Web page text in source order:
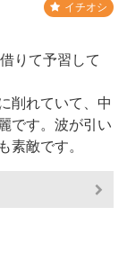
イチオシ
りて予習して
削れていて、中
です。波が引い
素敵です。